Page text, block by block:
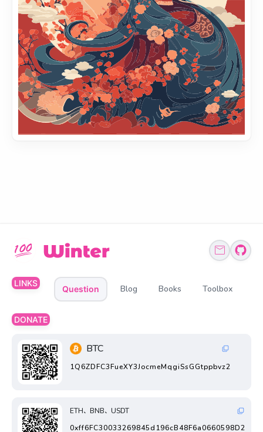
LINKS
Question Blog Books Toolbox
DONATE
BTC
1Q6ZDFC3FueXY3JocmeMqgiSsGGtppbvz2
ETH、BNB、USDT
0xff6FC30033269845d196cB48F6a0660598D2